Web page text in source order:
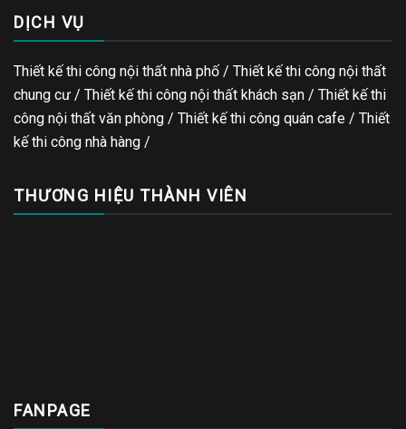
DỊCH VỤ
Thiết kế thi công nội thất nhà phố / Thiết kế thi công nội thất
chung cư / Thiết kế thi công nội thất khách sạn / Thiết kế thi
công nội thất văn phòng / Thiết kế thi công quán cafe / Thiết
kế thi công nhà hàng /
THƯƠNG HIỆU THÀNH VIÊN
FANPAGE